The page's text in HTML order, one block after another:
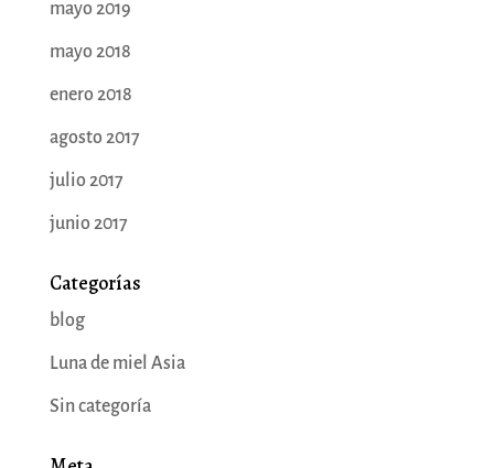
mayo 2019
mayo 2018
enero 2018
agosto 2017
julio 2017
junio 2017
Categorías
blog
Luna de miel Asia
Sin categoría